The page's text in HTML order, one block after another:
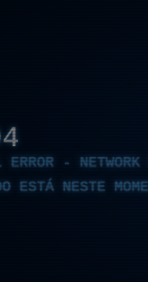
- NETWORK
ESTÁ NESTE